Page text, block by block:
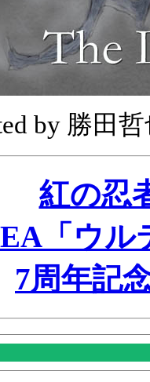
by 勝田
紅の忍
EA「ウル
7周年記